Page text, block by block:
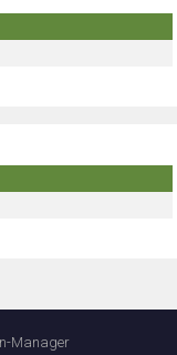
Manager